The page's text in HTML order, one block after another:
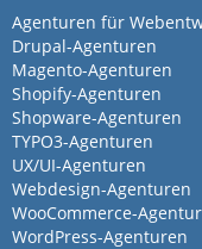
9. Januar 2026
Mehr
Tolles
vielen
Agenturen für
Drupal-Agenturen
Magento-Agenturen
Shopify-Agenturen
Shopware-Agenturen
TYPO3-Agenturen
UX/UI-Agenturen
Webdesign-Agenturen
WooCommerce-
WordPress-Agenturen